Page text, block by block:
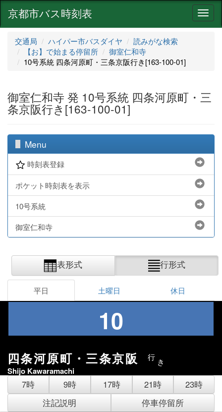
ナ
ビ
京都市バス時刻表
交通局 ハイパー市バスダイヤ
読みがな検索
【お】で始まる停留所
御室仁和寺
10号系統 四条河原町・三条京阪行き[163-100-01]
御室仁和寺 発 10号系統 四条河原町・三
条京阪行き[163-100-01]
Menu
時刻表登録
ポケット時刻表を表示
10号系統
御室仁和寺
表形式 行形式
平日 土曜日 休日
10
四条河原町・三条京阪 行 き
Shijo Kawaramachi
7時 9時 17時 21時
23時
注記説明
停車停留所